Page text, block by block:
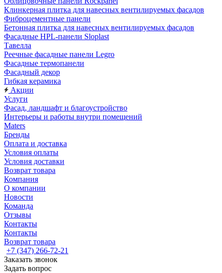
Клинкерная плитка для навесных вентилируемых фасадов
Фиброцементные панели
Бетонная плитка для навесных вентилируемых фасадов
Фасадные HPL-панели Sloplast
Тавелла
Реечные фасадные панели Legro
Фасадные термопанели
Фасадный декор
Гибкая керамика
Акции
Услуги
Фасад, ландшафт и благоустройство
Интерьеры и работы внутри помещений
Maters
Бренды
Оплата и доставка
Условия оплаты
Условия доставки
Возврат товара
Компания
О компании
Новости
Команда
Отзывы
Контакты
Контакты
Возврат товара
+7 (347) 266-72-21
Заказать звонок
Задать вопрос